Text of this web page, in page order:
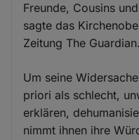
Freunde, Cousins
sagte das
Zeitung The
Um seine
priori als schlecht,
erklären,
nimmt ihnen ihre